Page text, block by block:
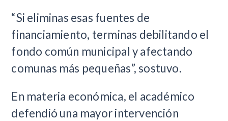
“Si eliminas esas fuentes de
financiamiento, terminas debilitando el
fondo común municipal y afectando
comunas más pequeñas”, sostuvo.
En materia económica, el académico
defendió una mayor intervención